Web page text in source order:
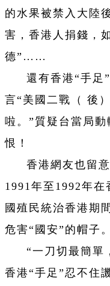
的水果被禁入大陸
害，香港人捐錢，
德”……
還有香港“手足
言“美國二戰（ 後
啦。”質疑台當局
恨！
香港網友也留
1991年至1992年
國殖民統治香港期
危害“國安”的帽子。
“一刀切最簡單
香港“手足”忍不住